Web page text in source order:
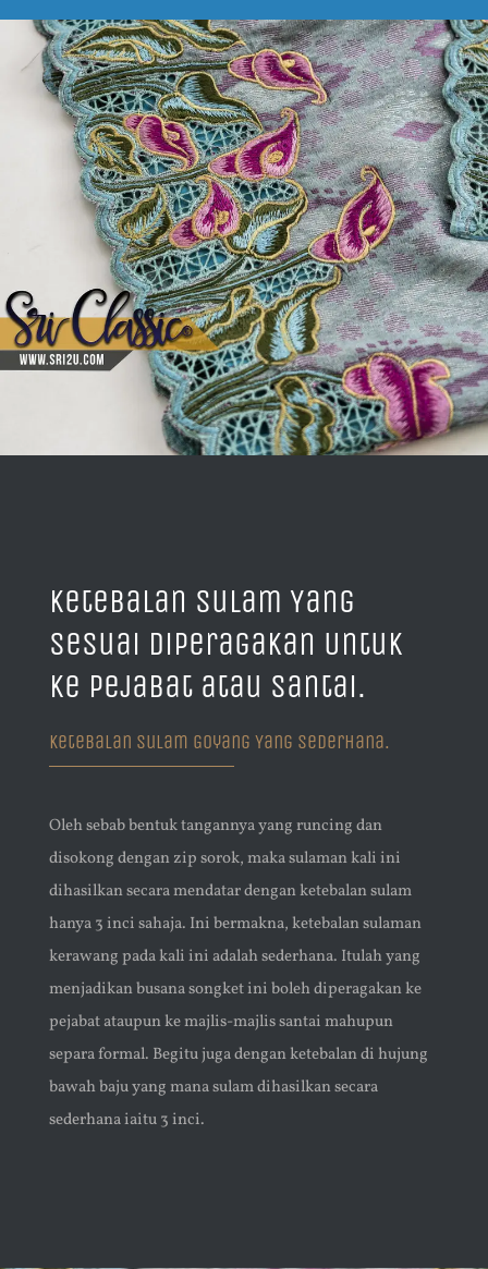
Ketebalan Sulam Yang
Sesuai Diperagakan Untuk
Ke Pejabat atau Santai.
Ketebalan Sulam Goyang Yang Sederhana.
Oleh sebab bentuk tangannya yang runcing dan
disokong dengan zip sorok, maka sulaman kali ini
dihasilkan secara mendatar dengan ketebalan sulam
hanya 3 inci sahaja. Ini bermakna, ketebalan sulaman
kerawang pada kali ini adalah sederhana. Itulah yang
menjadikan busana songket ini boleh diperagakan ke
pejabat ataupun ke majlis-majlis santai mahupun
separa formal. Begitu juga dengan ketebalan di hujung
bawah baju yang mana sulam dihasilkan secara
sederhana iaitu 3 inci.